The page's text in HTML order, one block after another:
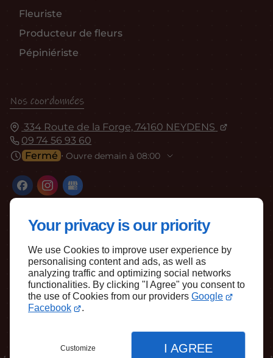
Your privacy is our priority
We use Cookies to improve user experience by
personalising content and ads, as well as
analyzing traffic and optimizing social networks
functionalities. By clicking "I Agree" you consent to
the use of Cookies from our providers Google
Facebook
.
Customize I AGREE
Fleuriste
Producteur de fleurs
Pépiniériste
Nos coordonnées
334 Route de la Forge, 74160 NEYDENS
09 74 56 93 60
Fermé ⋅ Ouvre demain à 08:00
Haut de page